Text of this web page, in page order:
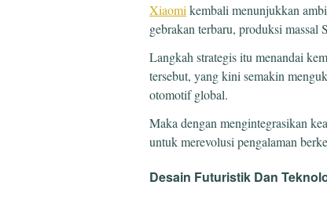
Xiaomi kembali menunjukkan
gebrakan terbaru, produksi
Langkah strategis itu menandai
tersebut, yang kini semakin
otomotif global.
Maka dengan mengintegrasikan
untuk merevolusi pengalaman
Desain Futuristik Dan